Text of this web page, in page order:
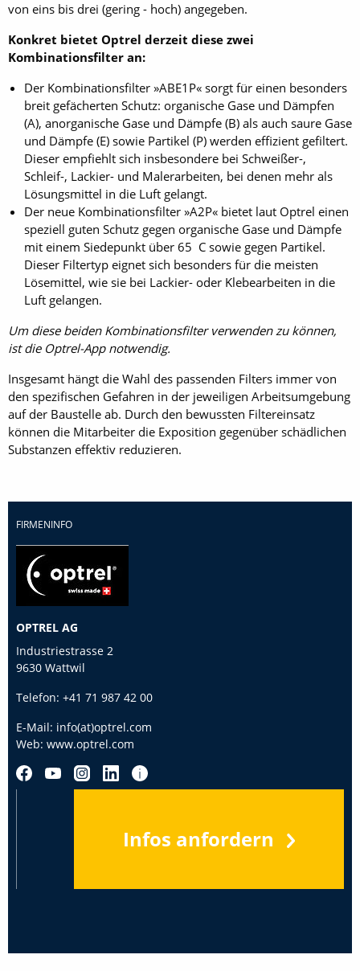
von eins bis drei (gering - hoch) angegeben.
Konkret bietet Optrel derzeit diese zwei
Kombinationsfilter an:
Der Kombinationsfilter »ABE1P« sorgt für einen besonders
breit gefächerten Schutz: organische Gase und Dämpfen
(A), anorganische Gase und Dämpfe (B) als auch saure Gase
und Dämpfe (E) sowie Partikel (P) werden effizient gefiltert.
Dieser empfiehlt sich insbesondere bei Schweißer-,
Schleif-, Lackier- und Malerarbeiten, bei denen mehr als
Lösungsmittel in die Luft gelangt.
Der neue Kombinationsfilter »A2P« bietet laut Optrel einen
speziell guten Schutz gegen organische Gase und Dämpfe
mit einem Siedepunkt über 65 C sowie gegen Partikel.
Dieser Filtertyp eignet sich besonders für die meisten
Lösemittel, wie sie bei Lackier- oder Klebearbeiten in die
Luft gelangen.
Um diese beiden Kombinationsfilter verwenden zu können,
ist die Optrel-App notwendig.
Insgesamt hängt die Wahl des passenden Filters immer von
den spezifischen Gefahren in der jeweiligen Arbeitsumgebung
auf der Baustelle ab. Durch den bewussten Filtereinsatz
können die Mitarbeiter die Exposition gegenüber schädlichen
Substanzen effektiv reduzieren.
FIRMENINFO
OPTREL AG
Industriestrasse 2
9630 Wattwil
Telefon: +41 71 987 42 00
E-Mail: info(at)optrel.com
Web: www.optrel.com
Infos anfordern